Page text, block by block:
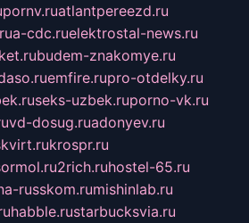
pornv.ruatlantpereezd.ru
a-cdc.ruelektrostal-news.ru
budem-znakomye.ru
emfire.rupro-otdelky.ru
seks-uzbek.ruporno-vk.ru
vd-dosug.ruadonyev.ru
krospr.ru
2rich.ruhostel-65.ru
russkom.rumishinlab.ru
habble.rustarbucksvia.ru